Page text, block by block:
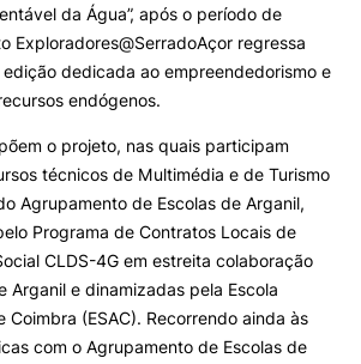
e Informações Úteis
Instituição/Curso
da Água”, após o período de
Exploradores@SerradoAçor regressa
dedicada ao empreendedorismo e
endógenos.
o projeto, nas quais participam
técnicos de Multimédia e de Turismo
Agrupamento de Escolas de Arganil,
Programa de Contratos Locais de
CLDS-4G em estreita colaboração
Arganil e dinamizadas pela Escola
Coimbra (ESAC). Recorrendo ainda às
com o Agrupamento de Escolas de